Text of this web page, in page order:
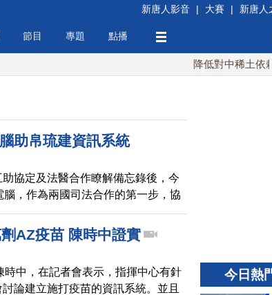
新唐人影音 | 大賽 | 新唐人
節目 專題 點播
降低對中稀土依賴
助帛琉建資訊系統
協定及法醫合作瞭解備忘錄後，今
，作為兩國司法合作的第一步，協
打擊犯罪。
AZ疫苗 陳時中證實
中，在記者會表示，指揮中心有針
論建立施打疫苗的資訊系統。並且
今日熱